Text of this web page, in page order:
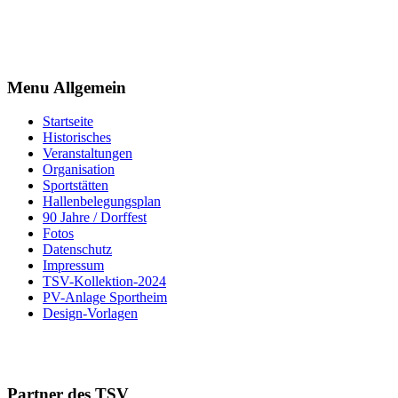
Menu Allgemein
Startseite
Historisches
Veranstaltungen
Organisation
Sportstätten
Hallenbelegungsplan
90 Jahre / Dorffest
Fotos
Datenschutz
Impressum
TSV-Kollektion-2024
PV-Anlage Sportheim
Design-Vorlagen
Partner des TSV